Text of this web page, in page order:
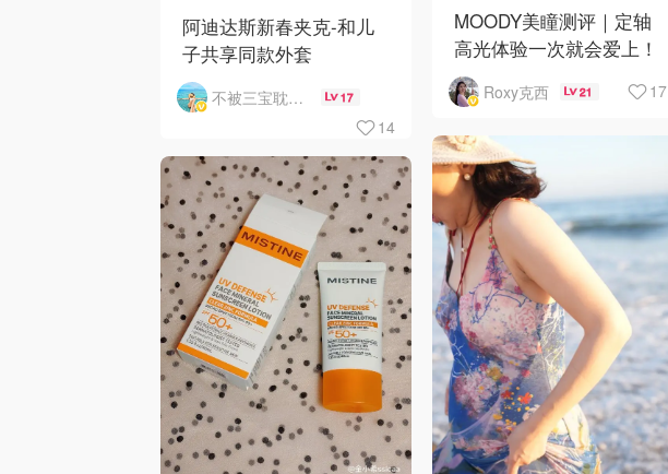
MOODY美瞳测评｜定轴
高光体验一次就会爱上！
Roxy克西 21 17
阿迪达斯新春夹克-和儿
子共享同款外套
不被三宝耽误的妈 17
14